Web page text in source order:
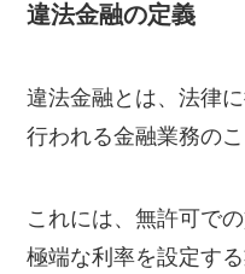
違法金融の定義
違法金融とは、法律
行われる金融業務のこ
これには、無許可での
極端な利率を設定す